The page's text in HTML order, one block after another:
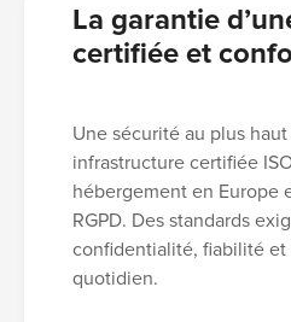
La garantie
certifiée et
Une sécurité au plus haut
infrastructure certifiée
hébergement en Europe
RGPD. Des standards
confidentialité, fiabilité et
quotidien.